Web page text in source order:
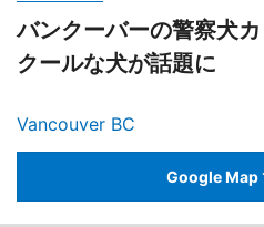
バンクーバーの警察犬
クールな犬が話題に
Vancouver BC
Google Map